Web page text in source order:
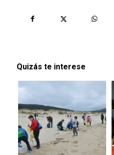
Quizás te interese